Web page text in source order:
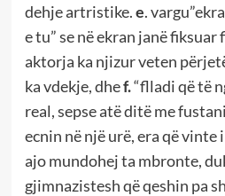
dehje artristike.e.
e tu” se në ekran janë fiksuar
aktorja ka njizur veten
ka vdekje, dhef.“flladi që të
real, sepse atë ditë me
ecnin në një urë, era që
ajo mundohej ta mbronte,
gjimnazistesh që qeshin pa